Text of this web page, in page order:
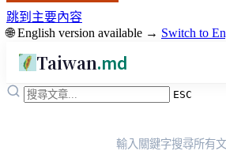
跳到主要內容
🌐 English version available → Switch to
Taiwan.md
ESC
輸入關鍵字搜尋所有